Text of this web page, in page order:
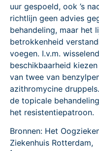
uur gespoeld, ook ’s
richtlijn geen advies
behandeling, maar het
betrokkenheid
voegen. I.v.m.
beschikbaarheid
van twee van
azithromycine
de topicale
het resistentiepatroon.
Bronnen: Het
Ziekenhuis Rotterdam,